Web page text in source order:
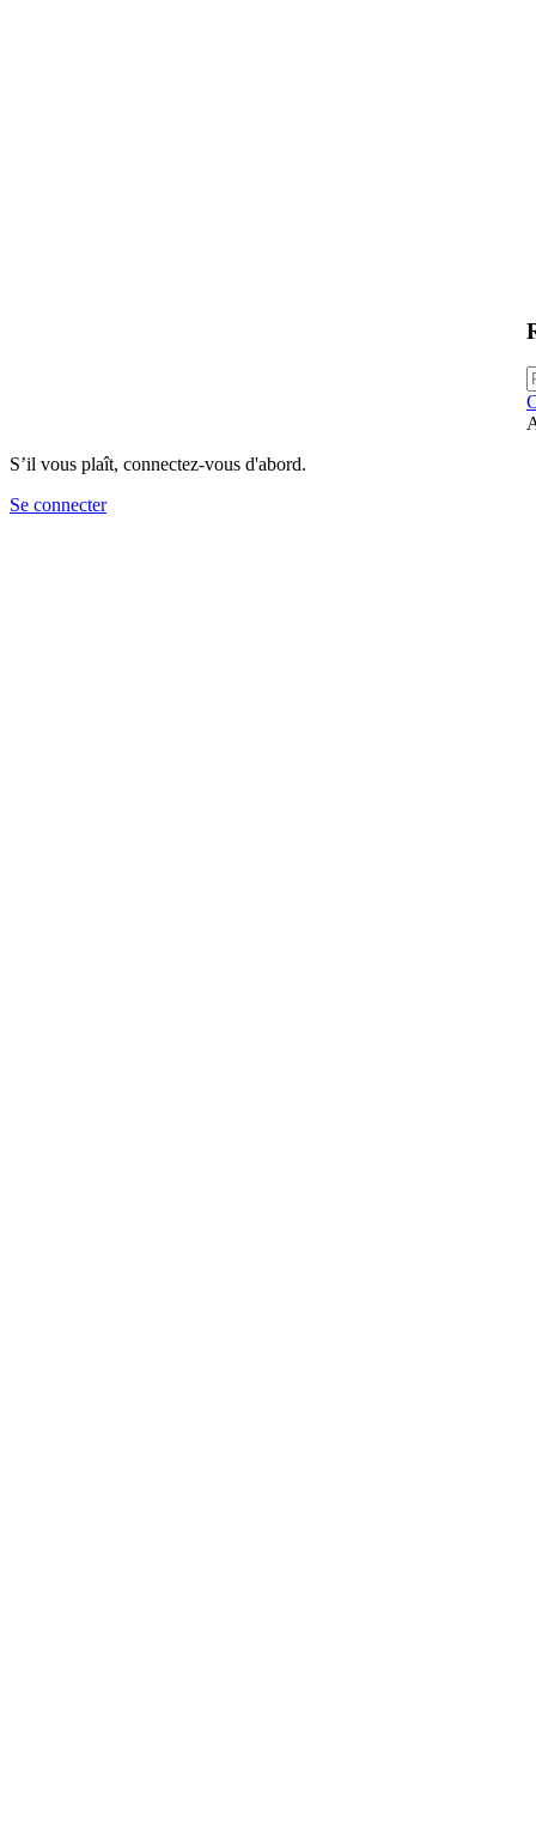
S’il vous plaît, connectez-vous d'abord.
Se connecter